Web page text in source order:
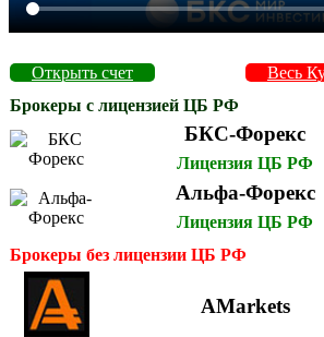
Открыть счет
Весь
Брокеры с лицензией ЦБ РФ
БКС-Форекс
Лицензия ЦБ РФ
Альфа-Форекс
Лицензия ЦБ РФ
Брокеры без лицензии ЦБ РФ
AMarkets